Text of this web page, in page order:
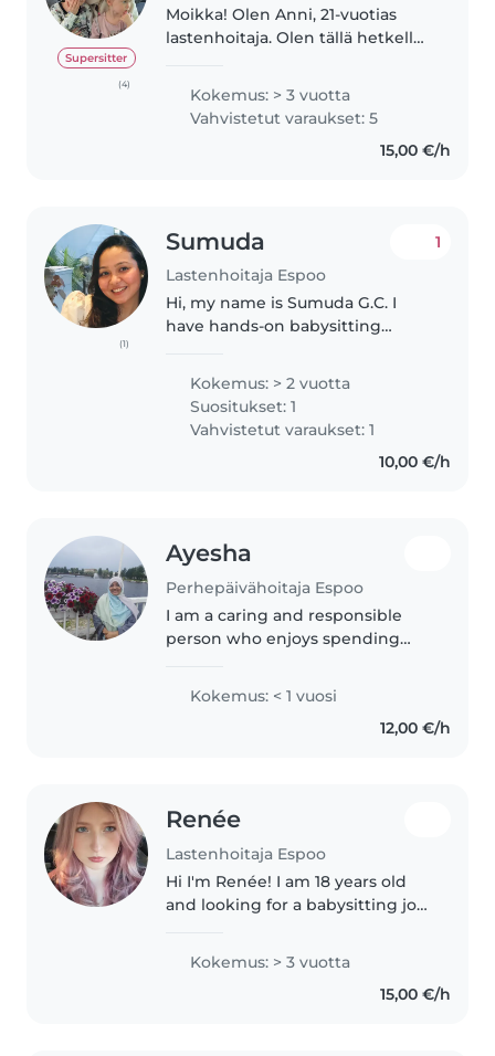
Supersitter
(4)
Moikka! Olen Anni, 21-vuotias
lastenhoitaja. Olen tällä hetkellä
työskennellyt päiväkodissa
lastenhoitajana, sekä avustajana..
Kokemus: > 3 vuotta
Vahvistetut varaukset: 5
15,00 €/h
(1)
Sumuda
Lastenhoitaja Espoo
1
Hi, my name is Sumuda G.C. I
have hands-on babysitting
children of different ages and
supported them in their daily
activities. I love babysitting
Kokemus: > 2 vuotta
Suositukset: 1
Vahvistetut varaukset: 1
10,00 €/h
Ayesha
Perhepäivähoitaja Espoo
I am a caring and responsible
person who enjoys spending
patient,reliable,and always focus
on creating a safe environment.I
have experienced in teaching
Kokemus: < 1 vuosi
12,00 €/h
Renée
Lastenhoitaja Espoo
Hi I'm Renée! I am 18 years old
and looking for a babysitting job
I have experience babysitting
my cousins, working at a daycare
Kokemus: > 3 vuotta
15,00 €/h